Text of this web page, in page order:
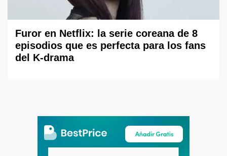
Furor en Netflix: la serie coreana de 8
episodios que es perfecta para los fans
del K-drama